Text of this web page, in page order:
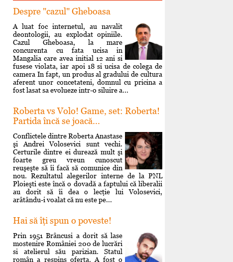
Despre "cazul" Gheboasa
A luat foc internetul, au navalit
deontologii, au explodat opiniile.
Cazul Gheboasa, la mare
concurenta cu fata ucisa in
Mangalia care avea initial 12 ani si
fusese violata, iar apoi 18 si ucisa de colega de
camera In fapt, un produs al gradului de cultura
aferent unor concetateni, domnul cu pricina a
fost lasat sa evolueze intr-o siluire a...
Roberta vs Volo! Game, set: Roberta!
Partida încă se joacă...
Conflictele dintre Roberta Anastase
şi Andrei Volosevici sunt vechi.
Certurile dintre ei durează mult şi
foarte greu vreun cunoscut
reuşeşte să îi facă să comunice din
nou. Rezultatul alegerilor interne de la PNL
Ploieşti este încă o dovadă a faptului că liberalii
au dorit să îi dea o lecţie lui Volosevici,
arâtându-i voalat că nu este pe...
Hai să îţi spun o poveste!
Prin 1951 Brâncusi a dorit să lase
mostenire României 200 de lucrări
si atelierul său parizian. Statul
român a respins oferta. A fost o